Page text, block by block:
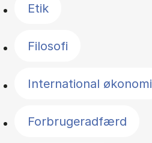
Etik
Filosofi
International økonomi
Forbrugeradfærd